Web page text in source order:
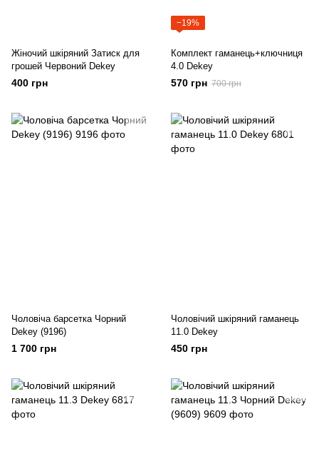
Жіночий шкіряний Затиск для
грошей Червоний Dekey
400 грн
−19%
Комплект гаманець+ключниця
4.0 Dekey
570 грн 700 грн
Чоловіча барсетка Чорний
Dekey (9196)
1 700 грн
Чоловічий шкіряний гаманець
11.0 Dekey
450 грн